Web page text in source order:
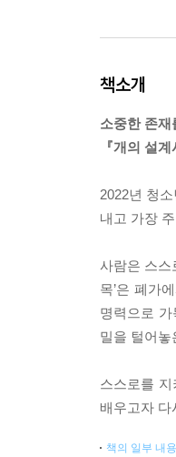
책소개
소중한 존
『개의 설
2022년 청
내고 가장
사람은 스스
목’은 폐가
명력으로
밀을 털어
스스로를
배우고자 다
책의 일부 내